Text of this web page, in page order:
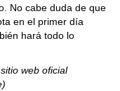
No cabe duda de que
en el primer día
hará todo lo
web oficial